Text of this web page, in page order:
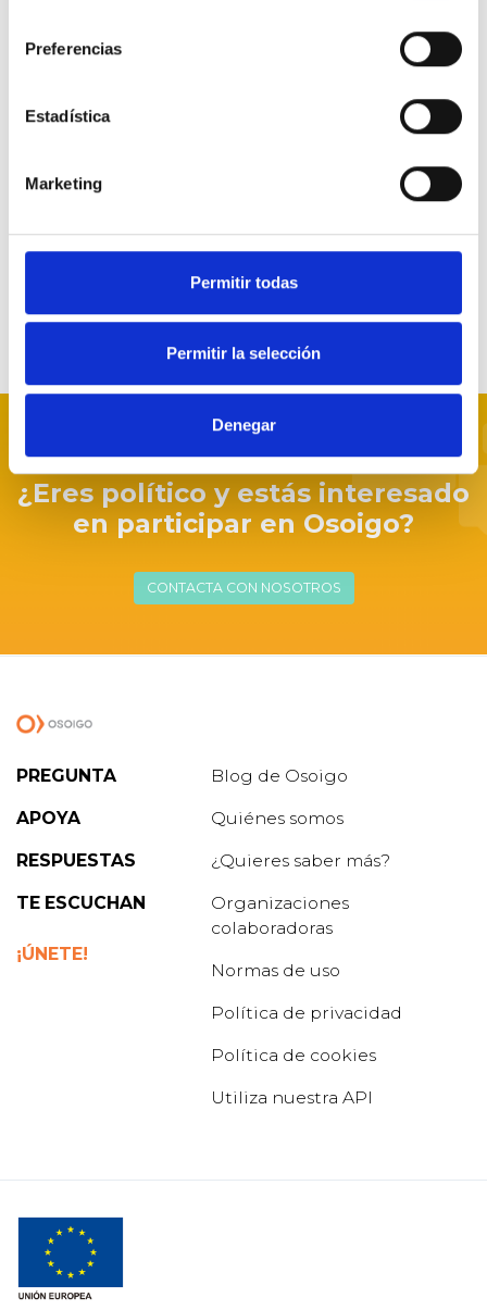
Preferencias
Estadística
Marketing
Permitir todas
Permitir la selección
Denegar
Enviada por
20.05.2015
Tienes queiniciar la sesiónpara poder valorar
¿Eres político y estás interesado
en participar en Osoigo?
CONTACTA CON NOSOTROS
PREGUNTA
APOYA
RESPUESTAS
TE ESCUCHAN
¡ÚNETE!
Blog de Osoigo
Quiénes somos
¿Quieres saber más?
Organizaciones
colaboradoras
Normas de uso
Política de privacidad
Política de cookies
Utiliza nuestra API